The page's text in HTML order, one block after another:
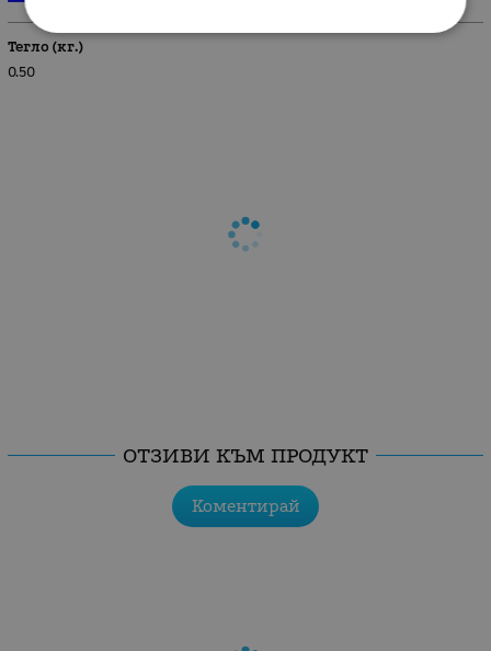
Тегло (кг.)
0.50
ОТЗИВИ КЪМ ПРОДУКТ
Коментирай